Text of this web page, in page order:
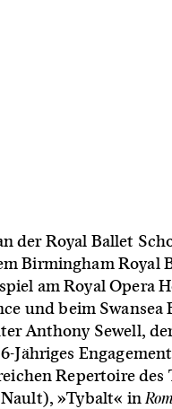
der Royal Ballet
Birmingham Royal
am Royal Opera
und beim Swansea
Anthony Sewell,
Jähriges
Repertoire des
»Tybalt« in